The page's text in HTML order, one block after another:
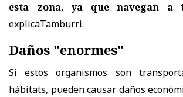
esta zona, ya que navegan a
explicaTamburri.
Daños "enormes"
Si estos organismos son
hábitats, pueden causar daños